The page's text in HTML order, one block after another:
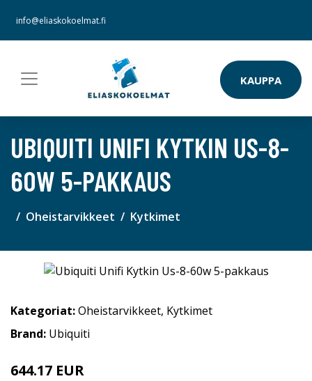
info@eliaskokoelmat.fi
KAUPPA
UBIQUITI UNIFI KYTKIN US-8-
60W 5-PAKKAUS
Oheistarvikkeet Kytkimet
Kategoriat:Oheistarvikkeet, Kytkimet
Brand: Ubiquiti
644.17 EUR